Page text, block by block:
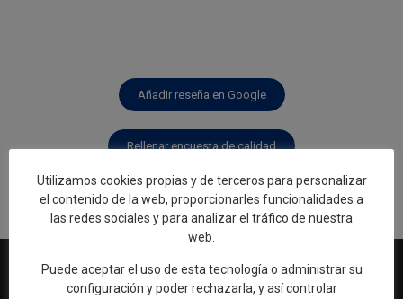
Añadir reseña en Google
Rellenar encuesta de calidad
Utilizamos cookies propias y de terceros para personalizar
el contenido de la web, proporcionarles funcionalidades a
las redes sociales y para analizar el tráfico de nuestra
web.
Puede aceptar el uso de esta tecnología o administrar su
configuración y poder rechazarla, y así controlar